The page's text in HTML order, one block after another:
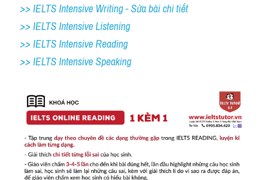
>> IELTS Intensive Writing - Sửa bài chi tiết
>> IELTS Intensive Listening
>> IELTS Intensive Reading
>> IELTS Intensive Speaking